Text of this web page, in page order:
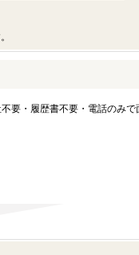
要・履歴書不要・電話のみで